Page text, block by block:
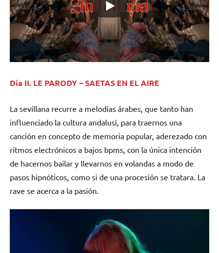
Día II. LE PARODY – SAETAS EN EL AIRE
La sevillana recurre a melodías árabes, que tanto han
influenciado la cultura andalusí, para traernos una
canción en concepto de memoria popular, aderezado con
ritmos electrónicos a bajos bpms, con la única intención
de hacernos bailar y llevarnos en volandas a modo de
pasos hipnóticos, como si de una procesión se tratara. La
rave se acerca a la pasión.